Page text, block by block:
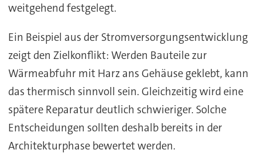
weitgehend festgelegt.
Ein Beispiel aus der Stromversorgungsentwicklung
zeigt den Zielkonflikt: Werden Bauteile zur
Wärmeabfuhr mit Harz ans Gehäuse geklebt, kann
das thermisch sinnvoll sein. Gleichzeitig wird eine
spätere Reparatur deutlich schwieriger. Solche
Entscheidungen sollten deshalb bereits in der
Architekturphase bewertet werden.